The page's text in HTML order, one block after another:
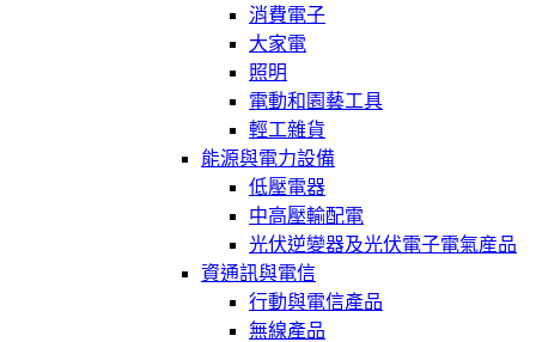
消費電子
大家電
照明
電動和園藝工具
輕工雜貨
能源與電力設備
低壓電器
中高壓輸配電
光伏逆變器及光伏電子電氣産品
資通訊與電信
行動與電信產品
無線產品